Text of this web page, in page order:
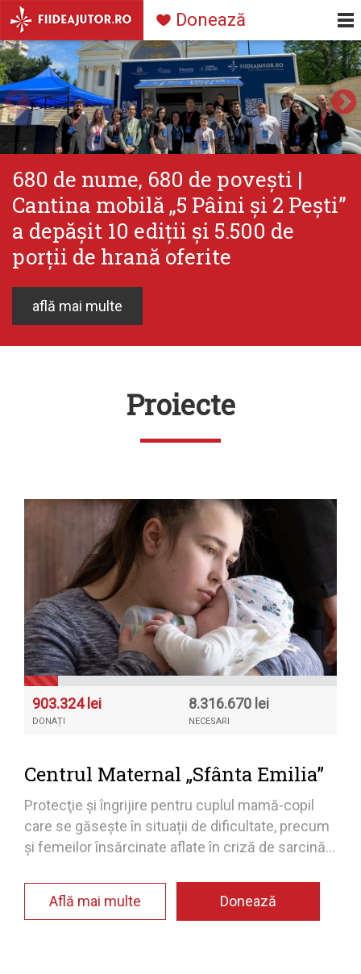
Mergi la conţinutul principal
Navigare
principală
Donează
680 de nume, 680 de povești |
Cantina mobilă „5 Pâini și 2 Pești”
a depășit 10 ediții și 5.500 de
porții de hrană oferite
află mai multe
Proiecte
903.324 lei
DONAȚI
8.316.670 lei
NECESARI
Centrul Maternal „Sfânta Emilia”
Protecţie şi îngrijire pentru cuplul mamă-copil
care se găsește în situații de dificultate, precum
şi femeilor însărcinate aflate în criză de sarcină...
Află mai multe Donează